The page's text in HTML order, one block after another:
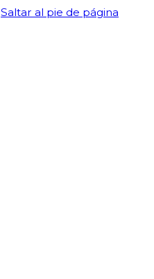
Saltar al pie de página